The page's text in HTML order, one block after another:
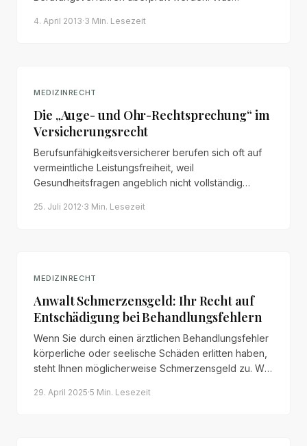
und zu typischen Berufungsgründen wissen müssen.
4. April 2013·3 Min. Lesezeit
MEDIZINRECHT
Die „Auge- und Ohr-Rechtsprechung“ im
Versicherungsrecht
Berufsunfähigkeitsversicherer berufen sich oft auf
vermeintliche Leistungsfreiheit, weil
Gesundheitsfragen angeblich nicht vollständig
Rechtsprechung“ schützt Versicherungsnehmer,
25. Juli 2012·3 Min. Lesezeit
MEDIZINRECHT
Anwalt Schmerzensgeld: Ihr Recht auf
Entschädigung bei Behandlungsfehlern
Wenn Sie durch einen ärztlichen Behandlungsfehler
körperliche oder seelische Schäden erlitten haben,
steht Ihnen möglicherweise Schmerzensgeld zu. Wir
und Durchsetzung.
29. April 2025·5 Min. Lesezeit